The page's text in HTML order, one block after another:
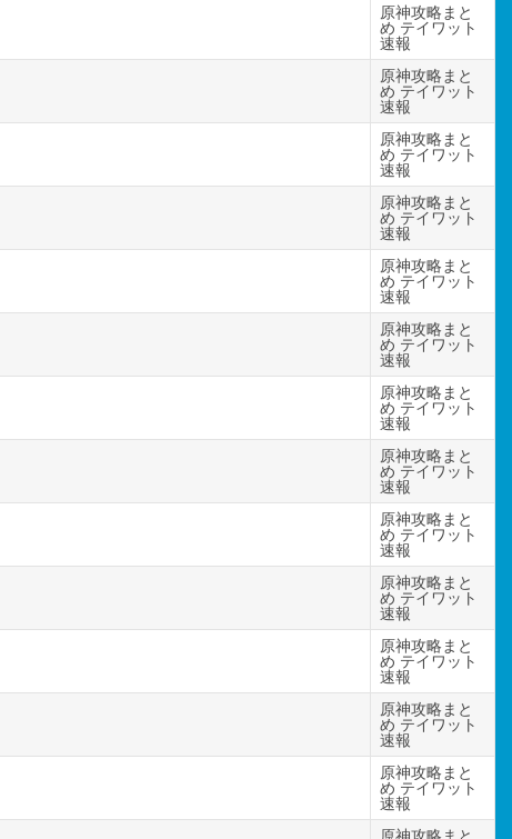
原神攻略まと
め テイワット
速報
原神攻略まと
め テイワット
速報
原神攻略まと
め テイワット
速報
原神攻略まと
め テイワット
速報
原神攻略まと
め テイワット
速報
原神攻略まと
め テイワット
速報
原神攻略まと
め テイワット
速報
原神攻略まと
め テイワット
速報
原神攻略まと
め テイワット
速報
原神攻略まと
め テイワット
速報
原神攻略まと
め テイワット
速報
原神攻略まと
め テイワット
速報
原神攻略まと
め テイワット
速報